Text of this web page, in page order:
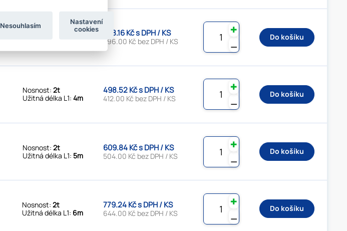
358.16 Kč s DPH / KS
296.00 Kč bez DPH / KS ⚊
✚
Do košíku
Nosnost: 2t
Užitná délka L1: 4m
498.52 Kč s DPH / KS
412.00 Kč bez DPH / KS ⚊
✚
Do košíku
Nosnost: 2t
Užitná délka L1: 5m
609.84 Kč s DPH / KS
504.00 Kč bez DPH / KS ⚊
✚
Do košíku
Nosnost: 2t
Užitná délka L1: 6m
779.24 Kč s DPH / KS
644.00 Kč bez DPH / KS ⚊
✚
Do košíku
Nesouhlasím
Nastavení
cookies